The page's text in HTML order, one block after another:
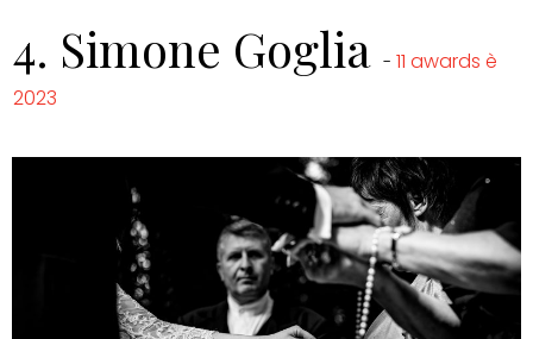
4. Simone Goglia - 11 awards è
2023